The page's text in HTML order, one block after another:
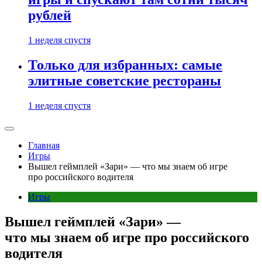
рублей
1 неделя спустя
Только для избранных: самые
элитные советские рестораны
1 неделя спустя
Главная
Игры
Вышел геймплей «Зари» — что мы знаем об игре
про российского водителя
Игры
Вышел геймплей «Зари» —
что мы знаем об игре про российского
водителя